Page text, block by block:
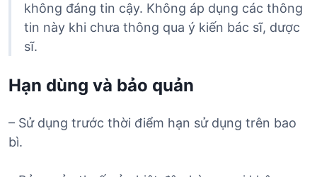
không đáng tin cậy. Không áp dụng các thông
tin này khi chưa thông qua ý kiến bác sĩ, dược
sĩ.
Hạn dùng và bảo quản
– Sử dụng trước thời điểm hạn sử dụng trên bao
bì.